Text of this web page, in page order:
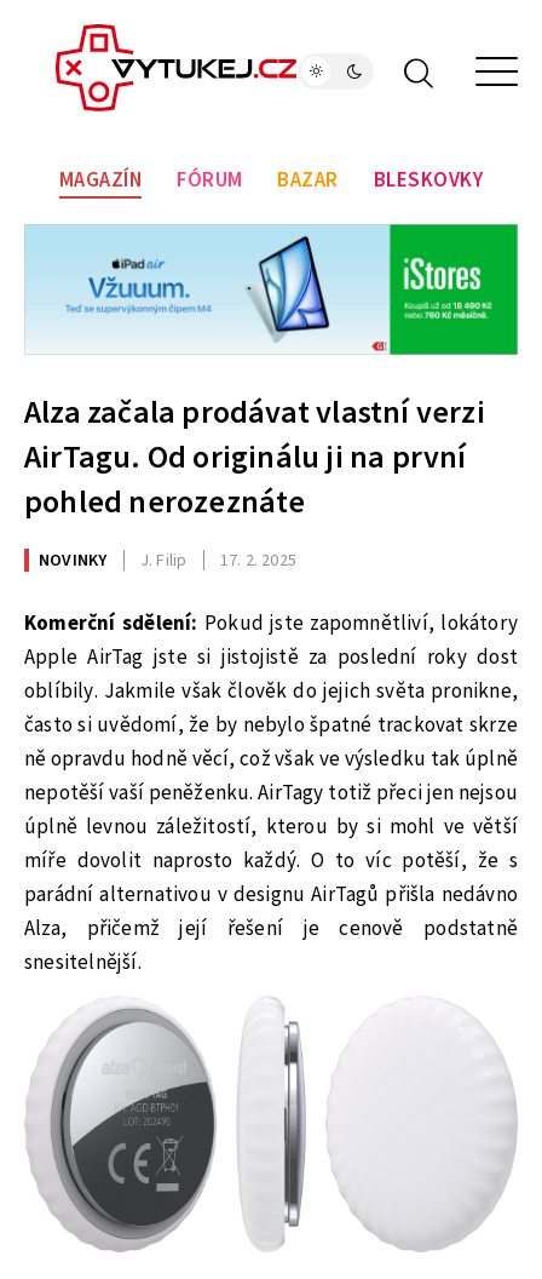
MAGAZÍN FÓRUM BAZAR BLESKOVKY
Alza začala prodávat vlastní verzi
AirTagu. Od originálu ji na první
pohled nerozeznáte
NOVINKY J. Filip 17. 2. 2025
Komerční sdělení: Pokud jste zapomnětliví, lokátory
Apple AirTag jste si jistojistě za poslední roky dost
oblíbily. Jakmile však člověk do jejich světa pronikne,
často si uvědomí, že by nebylo špatné trackovat skrze
ně opravdu hodně věcí, což však ve výsledku tak úplně
nepotěší vaší peněženku. AirTagy totiž přeci jen nejsou
úplně levnou záležitostí, kterou by si mohl ve větší
míře dovolit naprosto každý. O to víc potěší, že s
parádní alternativou v designu AirTagů přišla nedávno
Alza, přičemž její řešení je cenově podstatně
snesitelnější.